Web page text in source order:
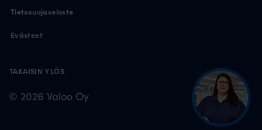
TAKAISIN YLÖS
© 2026 Valoo Oy
Tietosuojaseloste
Evästeet